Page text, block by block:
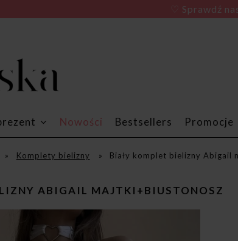
♡ Sprawdź
Nowości Bestsellers Promocje
» Komplety bielizny » Biały komplet bielizny Abigail
ABIGAIL MAJTKI+BIUSTONOSZ